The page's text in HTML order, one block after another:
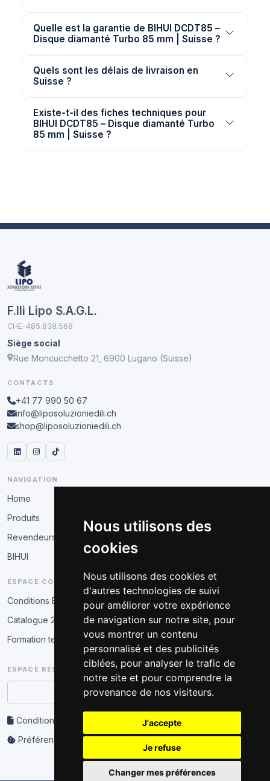
Nous utilisons des
cookies
Nous utilisons des cookies et
d'autres technologies de suivi
pour améliorer votre expérience
de navigation sur notre site, pour
vous montrer un contenu
personnalisé et des publicités
ciblées, pour analyser le trafic de
notre site et pour comprendre la
provenance de nos visiteurs.
J'accepte
Je refuse
Changer mes préférences
Quelle est la garantie de BIHUI DCDT85 –
Disque diamanté Turbo 85 mm | Suisse ?
Quels sont les délais de livraison en
Suisse ?
Existe-t-il des fiches techniques pour
BIHUI DCDT85 – Disque diamanté Turbo
85 mm | Suisse ?
F.lli Lipo S.A.G.L.
CHE-485.838.568
Siège social
Rue Moncucchetto 21, 6900 Lugano (Suisse)
CONTACTS
+41 77 990 50 67
info@liposoluzioniedili.ch
shop@liposoluzioniedili.ch
NAVIGATION
Home
Produits
Revendeurs
BIHUI
ESPACE COMMERCIAL
Conditions B2B
Catalogue 2026
Formation technique
ESPACE RÉSERVÉ
Accès partenaire
Conditions d’utilisation et confidentialité
Préférences cookies